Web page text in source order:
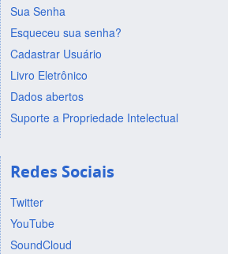
Sua Senha
Esqueceu sua senha?
Cadastrar Usuário
Livro Eletrônico
Dados abertos
Suporte a Propriedade Intelectual
Redes Sociais
Twitter
YouTube
SoundCloud